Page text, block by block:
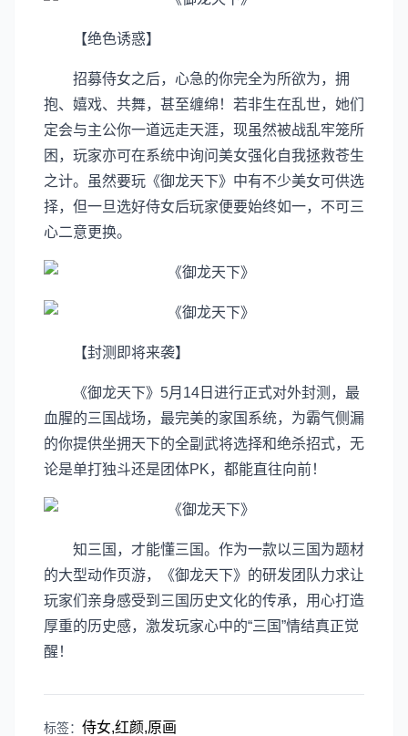
【绝色诱惑】
招募侍女之后，心急的你完全为所欲为，拥
抱、嬉戏、共舞，甚至缠绵！若非生在乱世，她们
定会与主公你一道远走天涯，现虽然被战乱牢笼所
困，玩家亦可在系统中询问美女强化自我拯救苍生
之计。虽然要玩《御龙天下》中有不少美女可供选
择，但一旦选好侍女后玩家便要始终如一，不可三
心二意更换。
【封测即将来袭】
《御龙天下》5月14日进行正式对外封测，最
血腥的三国战场，最完美的家国系统，为霸气侧漏
的你提供坐拥天下的全副武将选择和绝杀招式，无
论是单打独斗还是团体PK，都能直往向前！
知三国，才能懂三国。作为一款以三国为题材
的大型动作页游，《御龙天下》的研发团队力求让
玩家们亲身感受到三国历史文化的传承，用心打造
厚重的历史感，激发玩家心中的“三国”情结真正觉
醒！
标签： 侍女,红颜,原画